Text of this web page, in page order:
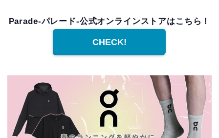
Parade-パレード-公式オンラインストアはこちら！
CHECK!